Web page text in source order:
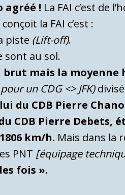
agréé ! La FAI c’est de
la FAI c’est :
piste (Lift-off).
sont au sol.
brut mais la moyenne
un CDG <> JFK)
du CDB Pierre
CDB Pierre Debets,
km/h. Mais dans la
PNT [équipage
fois ».